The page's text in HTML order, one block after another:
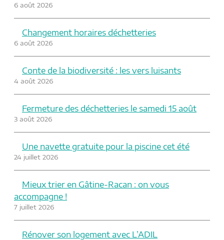
6 août 2026
Changement horaires déchetteries
6 août 2026
Conte de la biodiversité : les vers luisants
4 août 2026
Fermeture des déchetteries le samedi 15 août
3 août 2026
Une navette gratuite pour la piscine cet été
24 juillet 2026
Mieux trier en Gâtine-Racan : on vous
accompagne !
7 juillet 2026
Rénover son logement avec L’ADIL